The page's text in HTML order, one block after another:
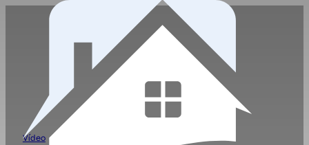
PISO DE 2 HABITACIONES
269.000
Piso de 2 dormitorios, 1 baño, salón, cocina
Vídeo